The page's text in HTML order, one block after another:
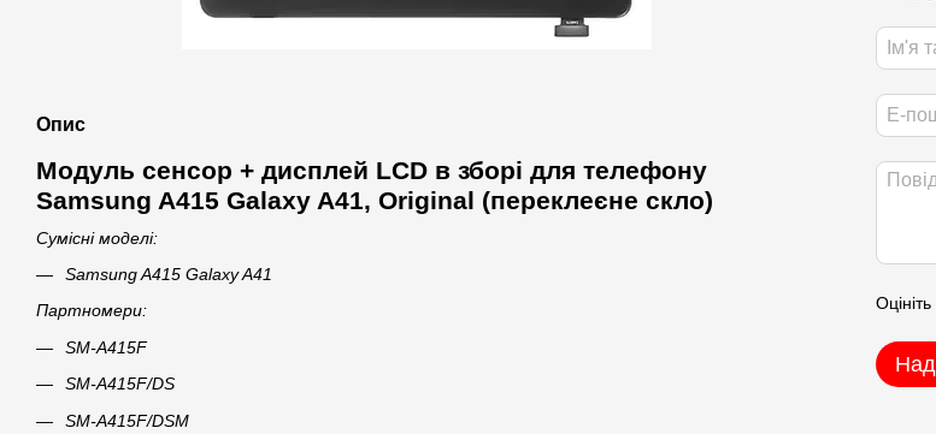
Опис
Модуль сенсор + дисплей LCD в зборі для телефону
Samsung A415 Galaxy A41, Original (переклеєне скло)
Сумісні моделі:
Samsung A415 Galaxy A41
Партномери:
SM-A415F
SM-A415F/DS
SM-A415F/DSM